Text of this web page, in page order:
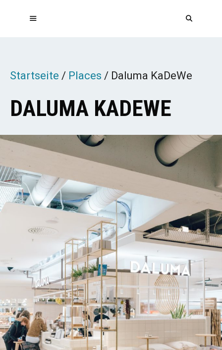
Startseite / Places / Daluma KaDeWe
DALUMA KADEWE